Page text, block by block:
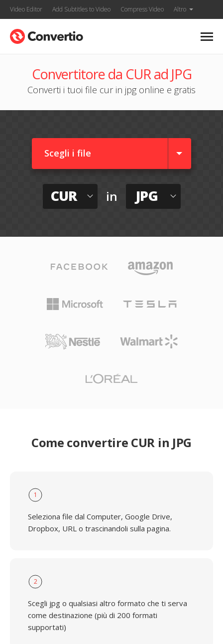
Video Editor Add Subtitles to Video Compress Video Altro
Convertitore da CUR ad JPG
Converti i tuoi file cur in jpg online e gratis
Scegli i file
CUR in JPG
Come convertire CUR in JPG
1
Seleziona file dal Computer, Google Drive,
Dropbox, URL o trascinandoli sulla pagina.
2
Scegli jpg o qualsiasi altro formato che ti serva
come destinazione (più di 200 formati
supportati)